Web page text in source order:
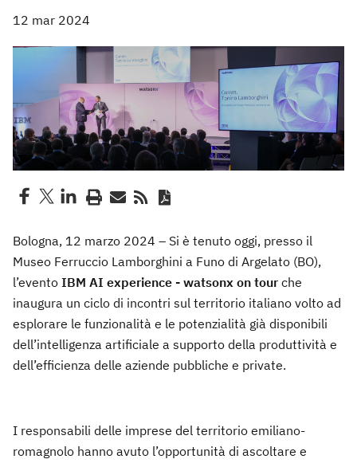
12 mar 2024
Bologna, 12 marzo 2024 – Si è tenuto oggi, presso il
Museo Ferruccio Lamborghini a Funo di Argelato (BO),
l’evento IBM AI experience - watsonx on tour che
inaugura un ciclo di incontri sul territorio italiano volto ad
esplorare le funzionalità e le potenzialità già disponibili
dell’intelligenza artificiale a supporto della produttività e
dell’efficienza delle aziende pubbliche e private.
I responsabili delle imprese del territorio emiliano-
romagnolo hanno avuto l’opportunità di ascoltare e